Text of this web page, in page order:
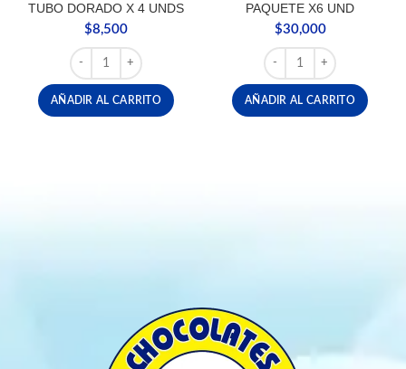
TUBO DORADO X 4 UNDS
$8,500
CHOCOLATE FELICCI FLOR TUBO DORADO X 4 UNDS
AÑADIR AL CARRITO
PAQUETE X6 UND
$30,000
CHOCOLATINA
AÑADIR AL CARRITO